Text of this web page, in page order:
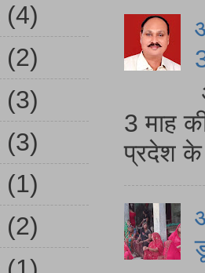
3 माह
प्रदेश
(4)
(2)
(3)
(3)
(1)
(2)